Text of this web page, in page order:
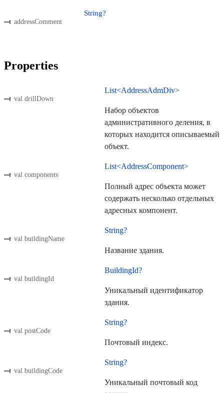
addressComment
String?
Properties
val drillDown
List<AddressAdmDiv>
Набор объектов
административного деления, в
которых находится описываемый
объект.
val components
List<AddressComponent>
Полный адрес объекта может
содержать несколько отдельных
адресных компонент.
val buildingName
String?
Название здания.
val buildingId
BuildingId?
Уникальный идентификатор
здания.
val postCode
String?
Почтовый индекс.
val buildingCode
String?
Уникальный почтовый код